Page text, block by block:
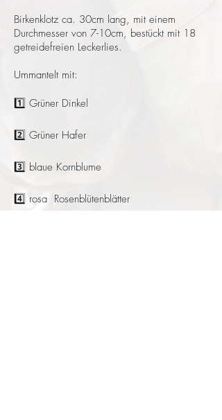
Birkenklotz ca. 30cm lang, mit einem
Durchmesser von 7-10cm, bestückt mit 18
getreidefreien Leckerlies.
Ummantelt mit:
1️⃣ Grüner Dinkel
2️⃣ Grüner Hafer
3️⃣ blaue Kornblume
4️⃣ rosa Rosenblütenblätter